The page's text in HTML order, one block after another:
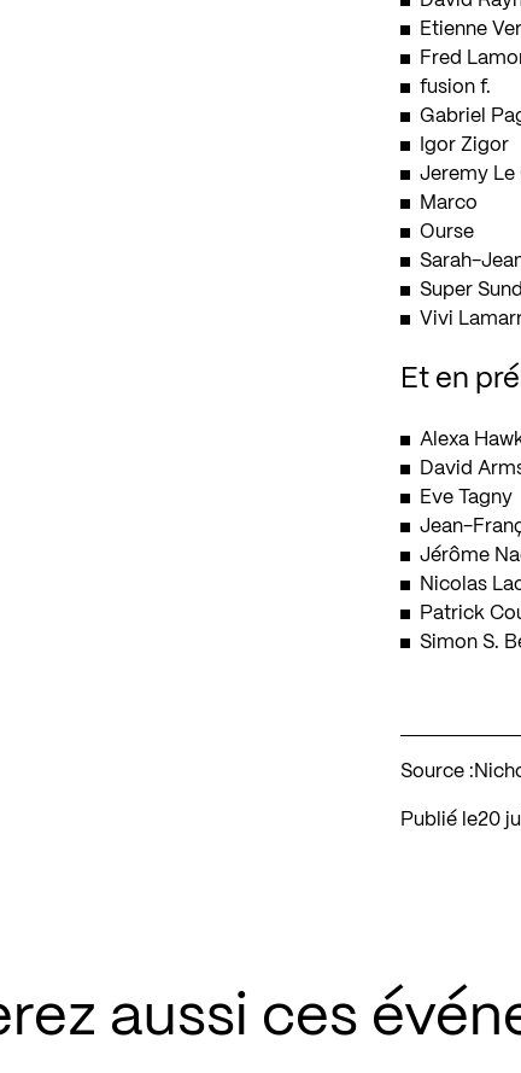
Etienne
Fred
fusion f.
Gabriel
Igor Zigor
Jeremy Le
Marco
Ourse
Sarah-
Super
Vivi
Et en
Alexa
David
Eve Tagny
Jean-
Jérôme
Nicolas
Patrick
Simon S.
Source :
Publié le 20
aussi ces